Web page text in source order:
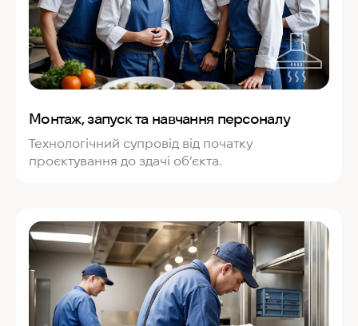
Монтаж, запуск та навчання персоналу
Технологічний супровід від початку
проєктування до здачі об’єкта.